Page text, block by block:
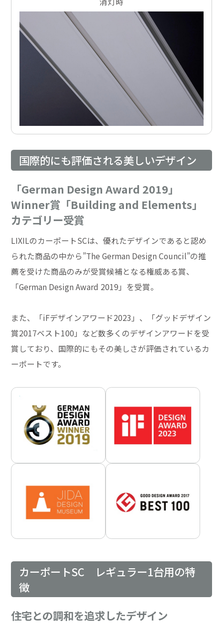
国際的にも評価される美しいデザイン
「German Design Award 2019」
Winner賞「Building and Elements」
カテゴリー受賞
LIXILのカーポートSCは、優れたデザインであると認め
られた商品の中から”The German Design Council”の推
薦を受けた商品のみが受賞候補となる権威ある賞、
「German Design Award 2019」を受賞。
また、「iFデザインアワード2023」、「グッドデザイン
賞2017ベスト100」など数多くのデザインアワードを受
賞しており、国際的にもその美しさが評価されているカ
ーポートです。
カーポートSC レギュラー1台用の特
徴
住宅との調和を追求したデザイン